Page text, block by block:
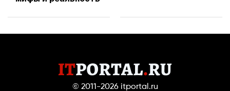
© 2011-2026 itportal.ru